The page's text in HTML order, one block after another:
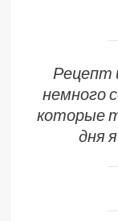
Рецепт
немного
которые
дня